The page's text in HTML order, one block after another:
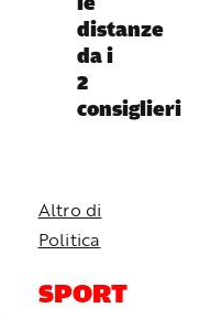
distanze
da i
2
consiglieri
Altro di
Politica
SPORT